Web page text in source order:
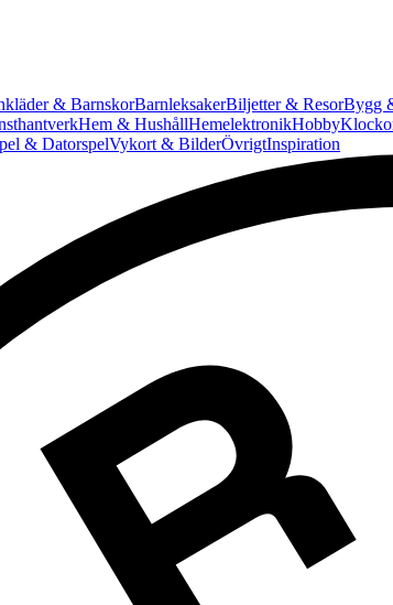
& BarnskorBarnleksakerBiljetter & ResorBygg
Hem & HushållHemelektronikHobby
& DatorspelVykort & BilderÖvrigtInspiration